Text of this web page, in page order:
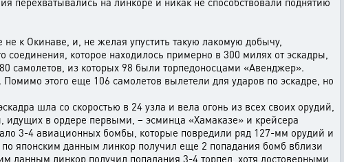
к Окинаве, и, не желая упустить такую лакомую добычу,
которое находилось примерно в 300 милях от эскадры,
самолетов, из которых 98 были торпедоносцами «Авенджер».
этого еще 106 самолетов вылетели для ударов по эскадре, но
шла со скоростью в 24 узла и вела огонь из всех своих орудий,
в ордере первыми, – эсминца «Хамаказе» и крейсера
3-4 авиационных бомбы, которые повредили ряд 127-мм орудий и
японским данным линкор получил еще 2 попадания бомб вблизи
данным линкор получил попадания 3-4 торпед, хотя достоверными